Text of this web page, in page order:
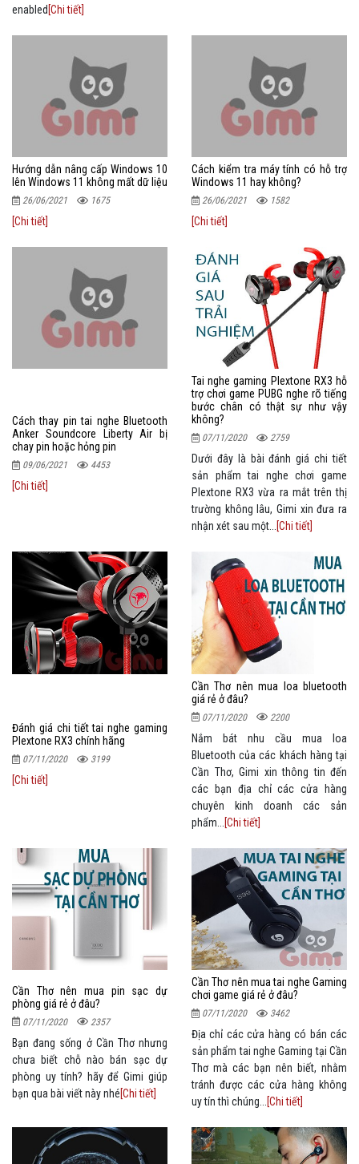
enabled [Chi tiết]
Hướng dẫn nâng cấp Windows 10
lên Windows 11 không mất dữ liệu
26/06/2021 1675
[Chi tiết]
Cách kiểm tra máy tính có hỗ trợ
Windows 11 hay không?
26/06/2021 1582
[Chi tiết]
Cách thay pin tai nghe Bluetooth
Anker Soundcore Liberty Air bị
chay pin hoặc hỏng pin
09/06/2021 4453
[Chi tiết]
Tai nghe gaming Plextone RX3 hỗ
trợ chơi game PUBG nghe rõ tiếng
bước chân có thật sự như vậy
không?
07/11/2020 2759
Dưới đây là bài đánh giá chi tiết
sản phẩm tai nghe chơi game
Plextone RX3 vừa ra mắt trên thị
trường không lâu, Gimi xin đưa ra
nhận xét sau một...[Chi tiết]
Đánh giá chi tiết tai nghe gaming
Plextone RX3 chính hãng
07/11/2020 3199
[Chi tiết]
Cần Thơ nên mua loa bluetooth
giá rẻ ở đâu?
07/11/2020 2200
Nắm bát nhu cầu mua loa
Bluetooth của các khách hàng tại
Cần Thơ, Gimi xin thông tin đến
các bạn địa chỉ các cửa hàng
chuyên kinh doanh các sản
phẩm...
[Chi tiết]
Cần Thơ nên mua pin sạc dự
phòng giá rẻ ở đâu?
07/11/2020 2357
Bạn đang sống ở Cần Thơ nhưng
chưa biết chỗ nào bán sạc dự
phòng uy tính? hãy để Gimi giúp
bạn qua bài viết này nhé[Chi tiết]
Cần Thơ nên mua tai nghe Gaming
chơi game giá rẻ ở đâu?
07/11/2020 3462
Địa chỉ các cửa hàng có bán các
sản phẩm tai nghe Gaming tại Cần
Thơ mà các bạn nên biết, nhằm
tránh được các cửa hàng không
uy tín thì chúng...[Chi tiết]